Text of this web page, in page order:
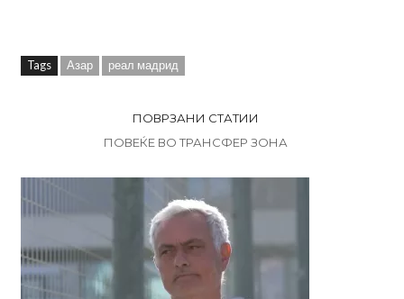
Tags Азар реал мадрид
ПОВРЗАНИ СТАТИИ
ПОВЕЌЕ ВО ТРАНСФЕР ЗОНА